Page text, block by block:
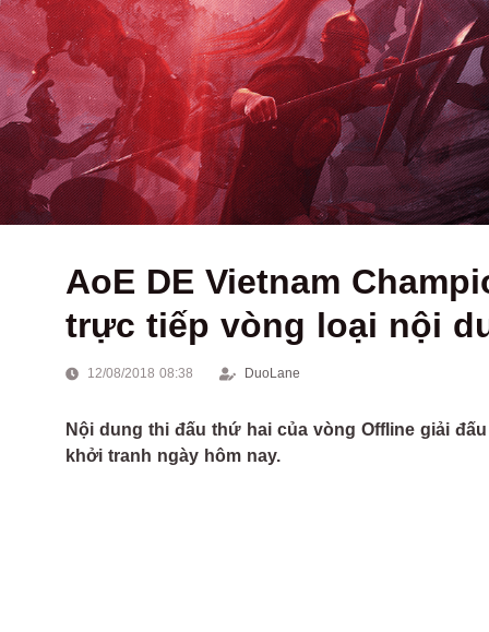
AoE DE Vietnam
trực tiếp vòng loại nội
12/08/2018 08:38 DuoLane
Nội dung thi đấu thứ hai của vòng Offline giải
khởi tranh ngày hôm nay.